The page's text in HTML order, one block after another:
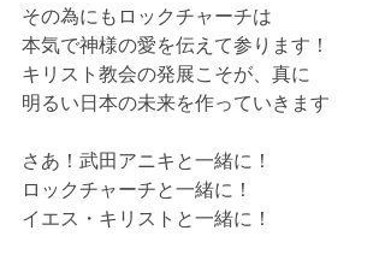
その為にもロックチャーチは
本気で神様の愛を伝えて参ります！
キリスト教会の発展こそが、真に
明るい日本の未来を作っていきます
さあ！武田アニキと一緒に！
ロックチャーチと一緒に！
イエス・キリストと一緒に！